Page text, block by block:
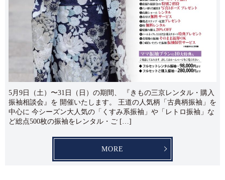
5月9日（土）〜31日（日）の期間、 『きもの三京レンタル・購入
振袖相談会』を 開催いたします。 王道の人気柄「古典柄振袖」を
中心に 今シーズン大人気の「くすみ系振袖」や「レトロ振袖」な
ど総点500枚の振袖をレンタル・ご […]
MORE